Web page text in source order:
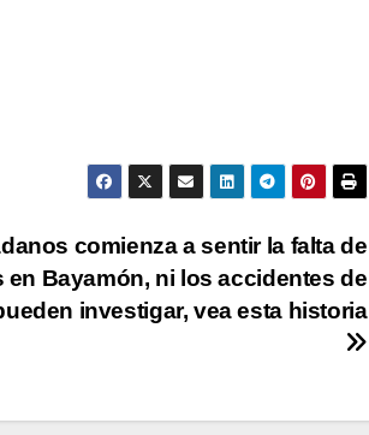
comienza a sentir la falta de
en Bayamón, ni los accidentes de
investigar, vea esta historia